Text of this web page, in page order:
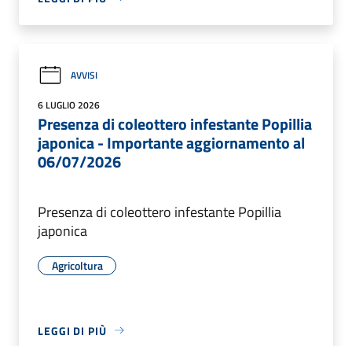
AVVISI
6 LUGLIO 2026
Presenza di coleottero infestante Popillia
japonica - Importante aggiornamento al
06/07/2026
Presenza di coleottero infestante Popillia
japonica
Agricoltura
LEGGI DI PIÙ